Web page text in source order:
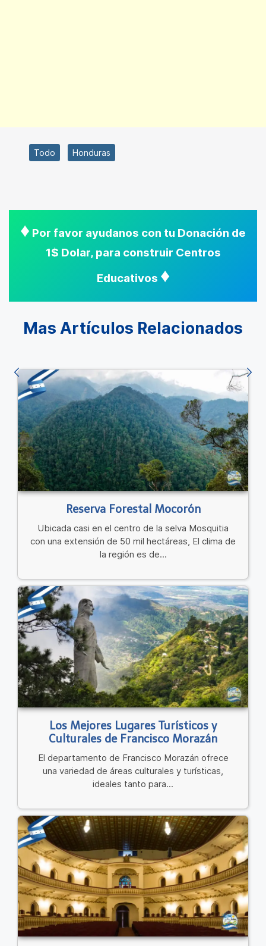
Todo Honduras
♦ Por favor ayudanos con tu Donación de
1$ Dolar, para construir Centros
Educativos ♦
Mas Artículos Relacionados
Reserva Forestal Mocorón
Ubicada casi en el centro de la selva Mosquitia
con una extensión de 50 mil hectáreas, El clima de
la región es de...
Los Mejores Lugares Turísticos y
Culturales de Francisco Morazán
El departamento de Francisco Morazán ofrece
una variedad de áreas culturales y turísticas,
ideales tanto para...